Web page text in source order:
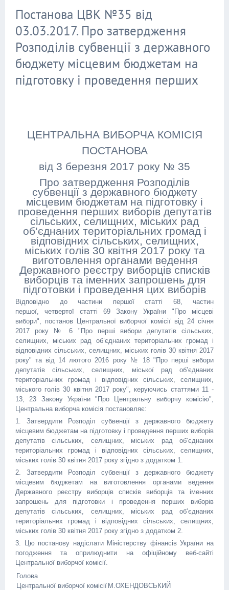
Постанова ЦВК №35 від
03.03.2017. Про затвердження
Розподілів субвенції з державного
бюджету місцевим бюджетам на
підготовку і проведення перших
ЦЕНТРАЛЬНА ВИБОРЧА КОМІСІЯ
ПОСТАНОВА
від 3 березня 2017 року № 35
Про затвердження Розподілів
субвенції з державного бюджету
місцевим бюджетам на підготовку і
проведення перших виборів депутатів
сільських, селищних, міських рад
об’єднаних територіальних громад і
відповідних сільських, селищних,
міських голів 30 квітня 2017 року та
виготовлення органами ведення
Державного реєстру виборців списків
виборців та іменних запрошень для
підготовки і проведення цих виборів
Відповідно до частини першої статті 68, частин
першої, четвертої статті 69 Закону України "Про місцеві
вибори", постанов Центральної виборчої комісії від 24 січня
2017 року № 6 "Про перші вибори депутатів сільських,
селищних, міських рад об’єднаних територіальних громад і
відповідних сільських, селищних, міських голів 30 квітня 2017
року" та від 14 лютого 2016 року № 18 "Про перші вибори
депутатів сільських, селищних, міської рад об’єднаних
територіальних громад і відповідних сільських, селищних,
міського голів 30 квітня 2017 року", керуючись статтями 11 -
13, 23 Закону України "Про Центральну виборчу комісію",
Центральна виборча комісія постановляє:
1. Затвердити Розподіл субвенції з державного бюджету
місцевим бюджетам на підготовку і проведення перших виборів
депутатів сільських, селищних, міських рад об’єднаних
територіальних громад і відповідних сільських, селищних,
міських голів 30 квітня 2017 року згідно з додатком 1.
2. Затвердити Розподіл субвенції з державного бюджету
місцевим бюджетам на виготовлення органами ведення
Державного реєстру виборців списків виборців та іменних
запрошень для підготовки і проведення перших виборів
депутатів сільських, селищних, міських рад об’єднаних
територіальних громад і відповідних сільських, селищних,
міських голів 30 квітня 2017 року згідно з додатком 2.
3. Цю постанову надіслати Міністерству фінансів України на
погодження та оприлюднити на офіційному веб-сайті
Центральної виборчої комісії.
Голова
Центральної виборчої комісії М.ОХЕНДОВСЬКИЙ